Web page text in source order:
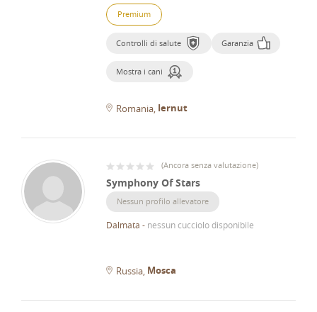
Premium
Controlli di salute Garanzia
Mostra i cani
Romania Iernut
(Ancora senza valutazione)
Symphony Of Stars
Nessun profilo allevatore
Dalmata - nessun cucciolo disponibile
Russia Mosca